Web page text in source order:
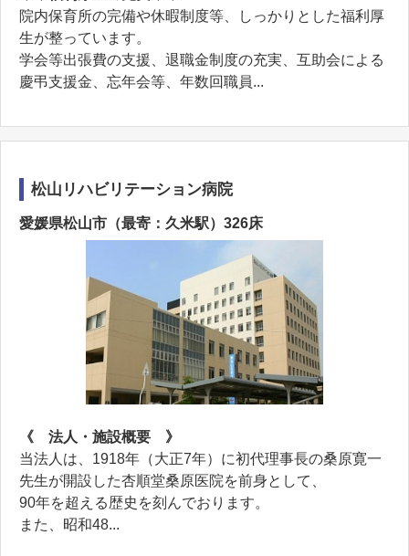
院内保育所の完備や休暇制度等、しっかりとした福利厚
生が整っています。
学会等出張費の支援、退職金制度の充実、互助会による
慶弔支援金、忘年会等、年数回職員...
松山リハビリテーション病院
愛媛県松山市（最寄：久米駅）326床
《 法人・施設概要 》
当法人は、1918年（大正7年）に初代理事長の桑原寛一
先生が開設した杏順堂桑原医院を前身として、
90年を超える歴史を刻んでおります。
また、昭和48...